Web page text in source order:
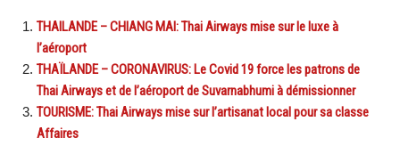
THAILANDE – CHIANG MAI: Thai Airways mise sur le luxe à
l’aéroport
THAÏLANDE – CORONAVIRUS: Le Covid 19 force les patrons de
Thai Airways et de l’aéroport de Suvarnabhumi à démissionner
TOURISME: Thai Airways mise sur l’artisanat local pour sa classe
Affaires